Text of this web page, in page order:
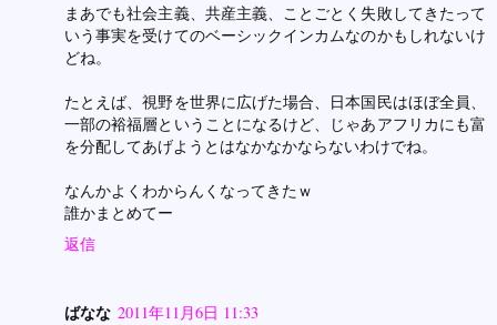
まあでも社会主義、共産主義、ことごとく失敗してきたって
いう事実を受けてのベーシックインカムなのかもしれないけ
どね。
たとえば、視野を世界に広げた場合、日本国民はほぼ全員、
一部の裕福層ということになるけど、じゃあアフリカにも富
を分配してあげようとはなかなかならないわけでね。
なんかよくわからんくなってきたｗ
誰かまとめてー
返信
ばなな 2011年11月6日 11:33